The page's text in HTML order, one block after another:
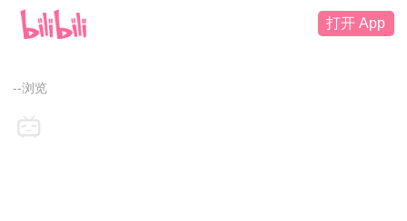
打开 App
--浏览